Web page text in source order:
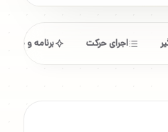
اجرای حرکت برنامه و